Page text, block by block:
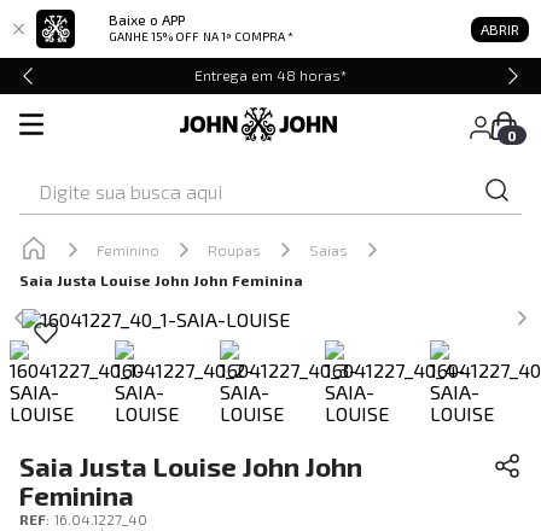
Baixe o APP
GANHE 15% OFF NA 1ª COMPRA * ABRIR
Entrega em 48 horas*
0
Feminino Roupas
Saias
Saia Justa Louise John John Feminina
Saia Justa Louise John John
Feminina
REF: 16.04.1227_40